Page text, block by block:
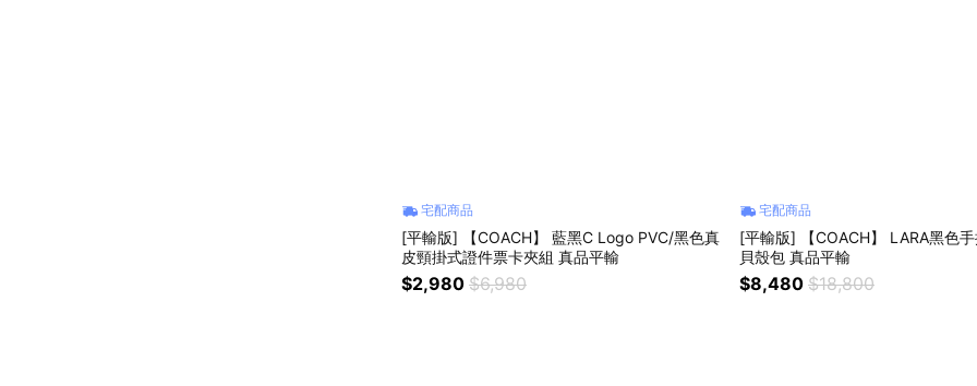
宅配商品
[平輸版] 【COACH】 藍黑C Logo PVC/黑色真
皮頸掛式證件票卡夾組 真品平輸
$2,980 $6,980
宅配商品
[平輸版] 【COACH】 LARA黑色
貝殼包 真品平輸
$8,480 $18,800